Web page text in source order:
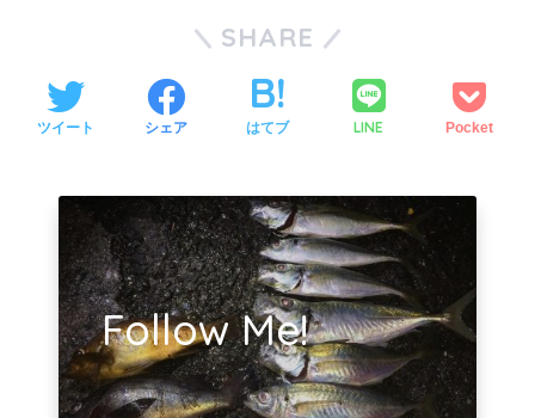
SHARE
ツイート シェア はてブ LINE Pocket
Follow Me!